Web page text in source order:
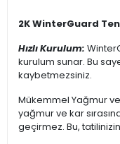
2K WinterGuard
Hızlı Kurulum:
kurulum sunar. Bu
kaybetmezsiniz.
Mükemmel Yağmur
yağmur ve kar
geçirmez. Bu,